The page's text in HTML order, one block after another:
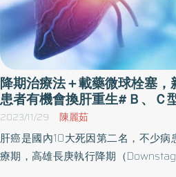
代謝異常的患者。因此，對於這些患
藥物或生活方式的干預，並定期進
對於C型肝炎患者的長期健康管理提
常脂肪肝病的治療與預防肝細胞癌
兩項重要研究成果均於近期發表於在
（Journal of Hepatology），引發全球肝
炎合併代謝症候群，死亡風險飆升兩倍以上！ 臺大醫院
對院內一萬餘名B肝患者，進行長達
究的蘇東弘教授表示，根據研究結果
尿病、高血壓、過重肥胖等），不僅
降期治療法＋載藥微球栓塞
患者有機會換肝重生#Ｂ、Ｃ
2023/11/29 陳麗茹
肝癌是國內10大死因第二名，不少
療期，高雄長庚執行降期（